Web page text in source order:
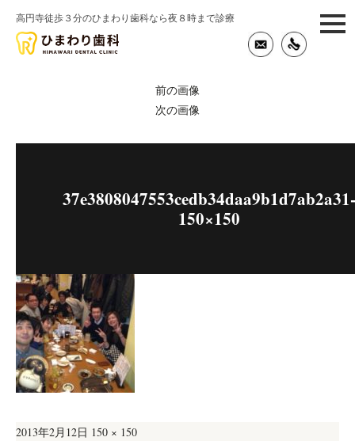
高円寺徒歩３分のひまわり歯科なら夜８時まで診療
前の画像
次の画像
37e3808047553cedb34daa9b1d7ab2a31-
150×150
投
2013年2月12日 フ
150 × 150